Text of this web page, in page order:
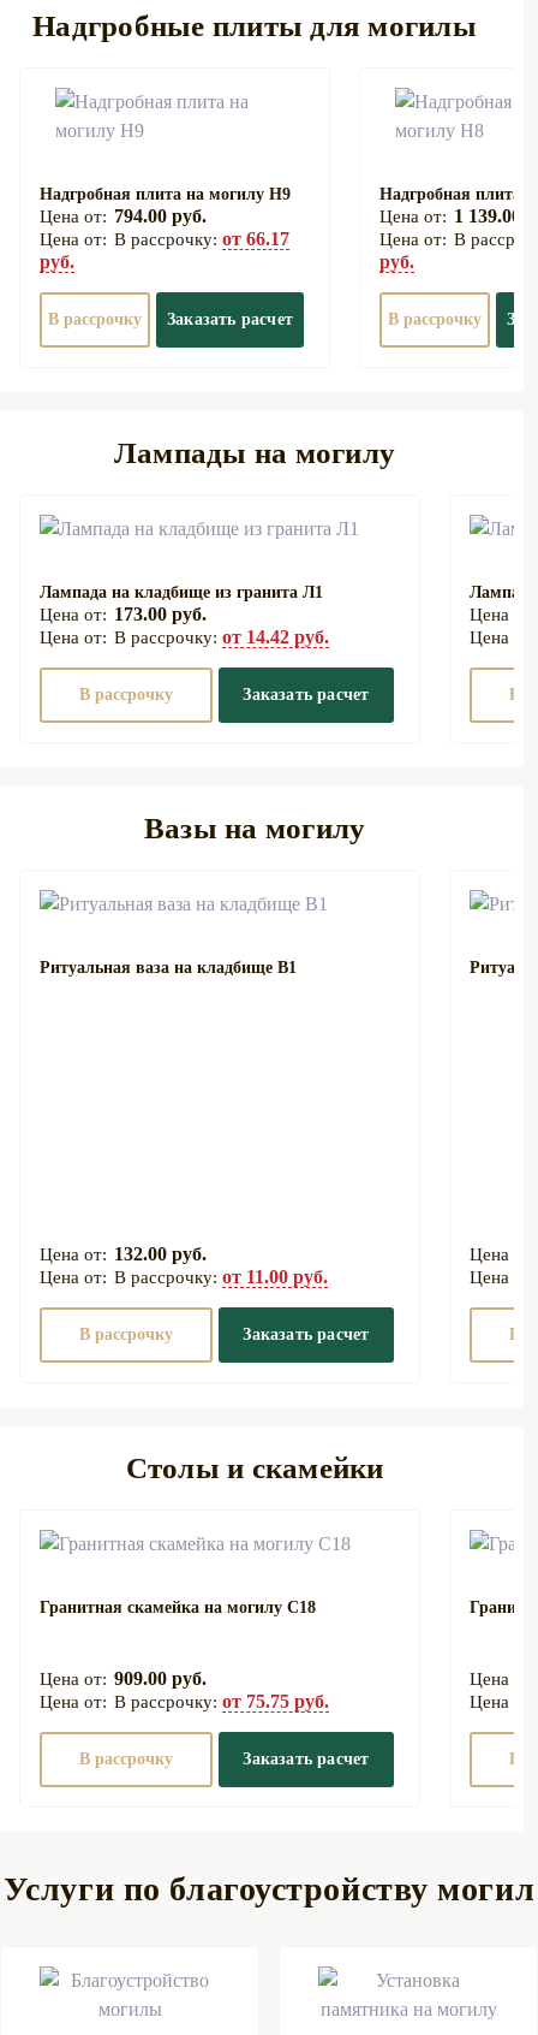
Надгробные плиты для могилы
Надгробная плита на могилу Н9
794.00 руб.
В рассрочку: от 66.17
руб.
В рассрочку Заказать расчет
Надгробная плита
1 139.00
В
руб.
В рассрочку
Лампады на могилу
Лампада на кладбище из гранита Л1
173.00 руб.
В рассрочку: от 14.42 руб.
В рассрочку Заказать расчет В
Вазы на могилу
Ритуальная ваза на кладбище В1
132.00 руб.
В рассрочку: от 11.00 руб.
В рассрочку Заказать расчет В
Столы и скамейки
Гранитная скамейка на могилу С18
909.00 руб.
В рассрочку: от 75.75 руб.
В рассрочку Заказать расчет В
Услуги по благоустройству могил